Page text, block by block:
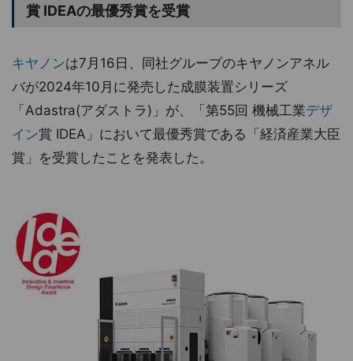
賞 IDEAの最優秀賞を受賞
キヤノンは7月16日、同社グループのキヤノンアネル
バが2024年10月に発売した成膜装置シリーズ
「Adastra(アダストラ)」が、「第55回 機械工業デザ
イン賞 IDEA」において最優秀賞である「経済産業大臣
賞」を受賞したことを発表した。